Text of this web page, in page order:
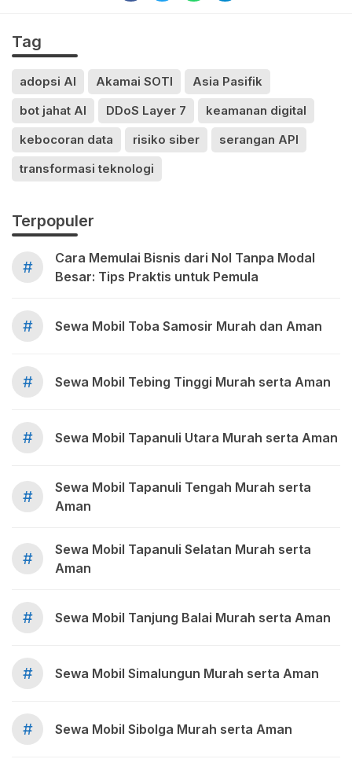
Tag
adopsi AI Akamai SOTI
Asia Pasifik
bot jahat AI
DDoS Layer 7
keamanan digital
kebocoran data
risiko siber
serangan API
transformasi teknologi
Terpopuler
#
Cara Memulai Bisnis dari Nol Tanpa Modal
Besar: Tips Praktis untuk Pemula
# Sewa Mobil Toba Samosir Murah dan Aman
# Sewa Mobil Tebing Tinggi Murah serta Aman
# Sewa Mobil Tapanuli Utara Murah serta Aman
#
Sewa Mobil Tapanuli Tengah Murah serta
Aman
#
Sewa Mobil Tapanuli Selatan Murah serta
Aman
# Sewa Mobil Tanjung Balai Murah serta Aman
# Sewa Mobil Simalungun Murah serta Aman
# Sewa Mobil Sibolga Murah serta Aman